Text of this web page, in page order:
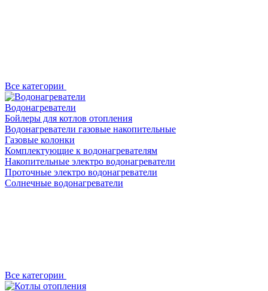
Все категории
Водонагреватели
Бойлеры для котлов отопления
Водонагреватели газовые накопительные
Газовые колонки
Комплектующие к водонагревателям
Накопительные электро водонагреватели
Проточные электро водонагреватели
Солнечные водонагреватели
Все категории